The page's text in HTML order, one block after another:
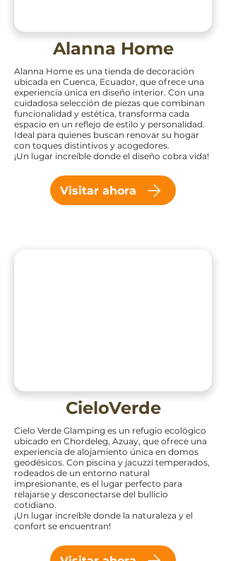
Alanna Home
Alanna Home es una tienda de decoración
ubicada en Cuenca, Ecuador, que ofrece una
experiencia única en diseño interior. Con una
cuidadosa selección de piezas que combinan
funcionalidad y estética, transforma cada
espacio en un reflejo de estilo y personalidad.
Ideal para quienes buscan renovar su hogar
con toques distintivos y acogedores.
¡Un lugar increíble donde el diseño cobra vida!
Visitar ahora
CieloVerde
Cielo Verde Glamping es un refugio ecológico
ubicado en Chordeleg, Azuay, que ofrece una
experiencia de alojamiento única en domos
geodésicos. Con piscina y jacuzzi temperados,
rodeados de un entorno natural
impresionante, es el lugar perfecto para
relajarse y desconectarse del bullicio
cotidiano.
¡Un lugar increíble donde la naturaleza y el
confort se encuentran!